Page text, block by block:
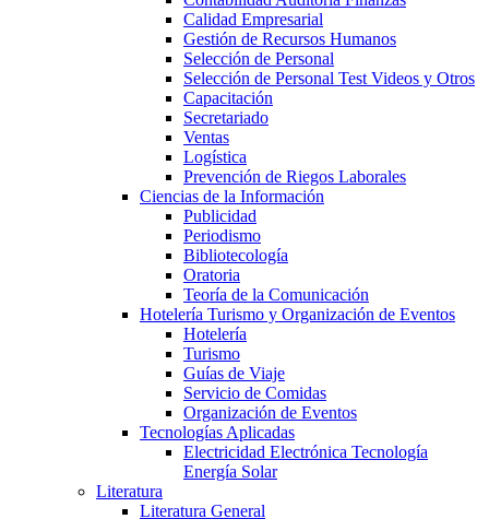
Calidad Empresarial
Gestión de Recursos Humanos
Selección de Personal
Selección de Personal Test Videos y Otros
Capacitación
Secretariado
Ventas
Logística
Prevención de Riegos Laborales
Ciencias de la Información
Publicidad
Periodismo
Bibliotecología
Oratoria
Teoría de la Comunicación
Hotelería Turismo y Organización de Eventos
Hotelería
Turismo
Guías de Viaje
Servicio de Comidas
Organización de Eventos
Tecnologías Aplicadas
Electricidad Electrónica Tecnología
Energía Solar
Literatura
Literatura General